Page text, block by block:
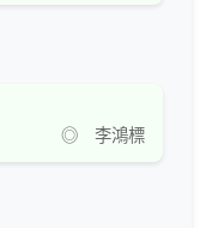
◎ 李鴻標